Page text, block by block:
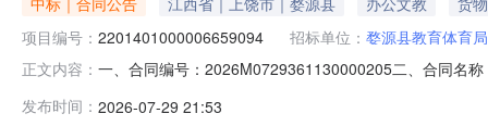
项目编号： 2201401000006659094 招标单位： 婺源县教育体育局
正文内容： 一、合同编号：2026M0729361130000205二、合同名
天佑西路16号联系方式：15170356555六、合同主要信
发布时间： 2026-07-29 21:53